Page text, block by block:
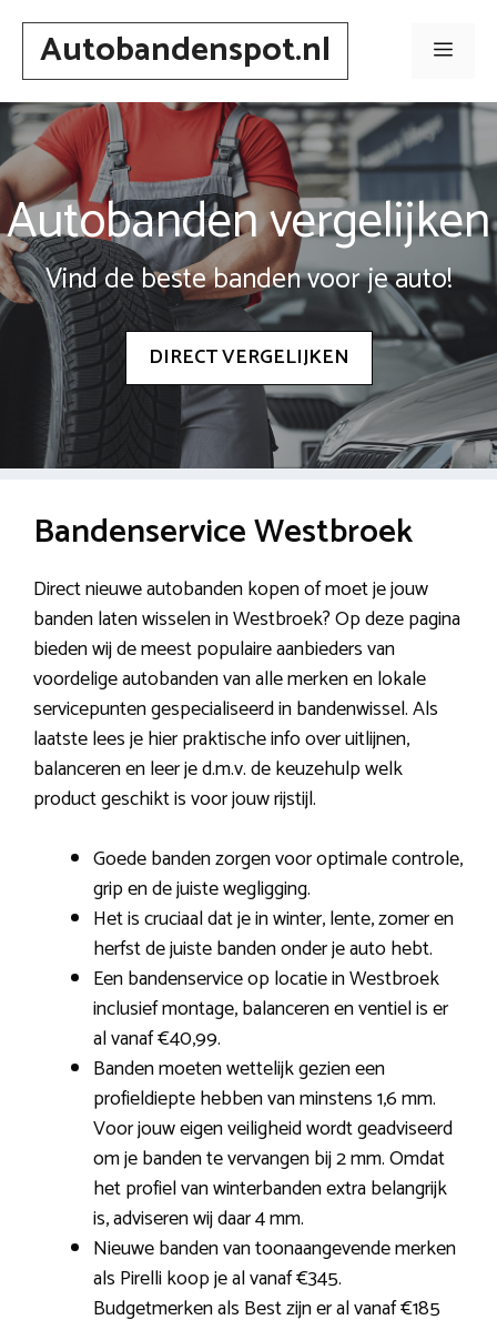
Spring
inhoudAutobandenspot.nl Menu
Autobanden vergelijken
Vind de beste banden voor je auto!
DIRECT VERGELIJKEN
Bandenservice Westbroek
Direct nieuwe autobanden kopen of moet je jouw
banden laten wisselen in Westbroek? Op deze pagina
bieden wij de meest populaire aanbieders van
voordelige autobanden van alle merken en lokale
servicepunten gespecialiseerd in bandenwissel. Als
laatste lees je hier praktische info over uitlijnen,
balanceren en leer je d.m.v. de keuzehulp welk
product geschikt is voor jouw rijstijl.
Goede banden zorgen voor optimale controle,
grip en de juiste wegligging.
Het is cruciaal dat je in winter, lente, zomer en
herfst de juiste banden onder je auto hebt.
Een bandenservice op locatie in Westbroek
inclusief montage, balanceren en ventiel is er
al vanaf €40,99.
Banden moeten wettelijk gezien een
profieldiepte hebben van minstens 1,6 mm.
Voor jouw eigen veiligheid wordt geadviseerd
om je banden te vervangen bij 2 mm. Omdat
het profiel van winterbanden extra belangrijk
is, adviseren wij daar 4 mm.
Nieuwe banden van toonaangevende merken
als Pirelli koop je al vanaf €345.
Budgetmerken als Best zijn er al vanaf €185